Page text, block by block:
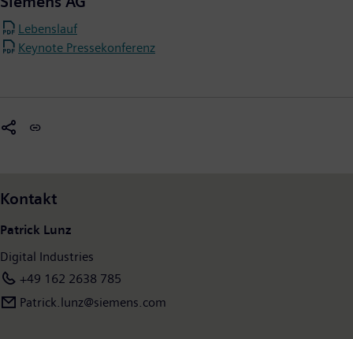
Lebenslauf
Keynote Pressekonferenz
Kontakt
Patrick Lunz
Digital Industries
+49 162 2638 785
Patrick.lunz@siemens.com